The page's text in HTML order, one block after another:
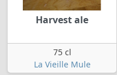
Harvest ale
75 cl
La Vieille Mule